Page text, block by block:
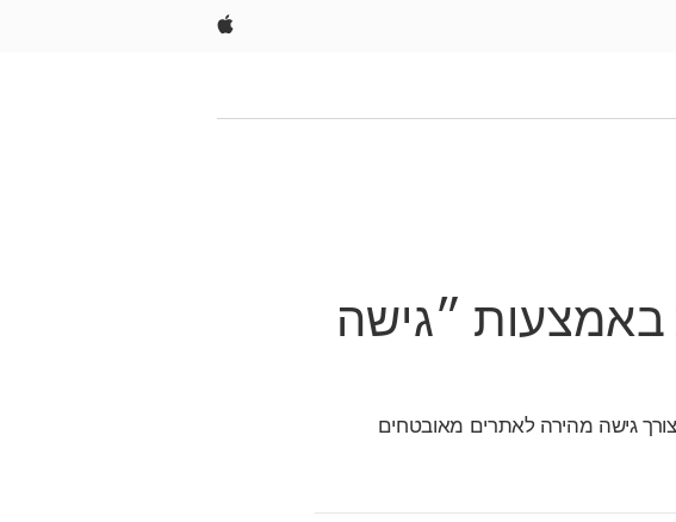
Apple
באמצעות ״גישה
גישה מהירה לאתרים מאובטחים